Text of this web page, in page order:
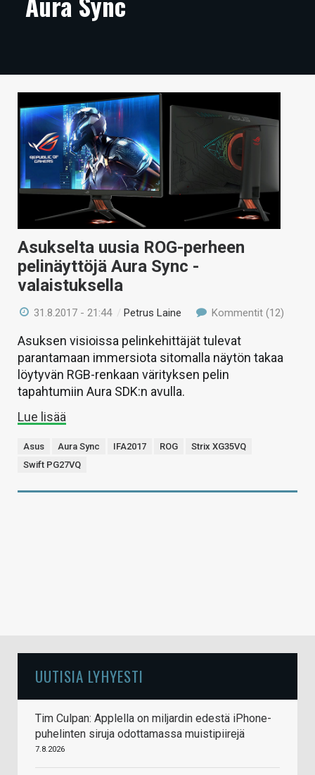
ARTIKKELIT
TECHBBS
TIETOA
HINTA.FI
KAUPPA
VAIHDA TEEMA
HAKU
Asukselta uusia ROG-perheen
pelinäyttöjä Aura Sync -
valaistuksella
31.8.2017 - 21:44 /Petrus Laine Kommentit (12)
Asuksen visioissa pelinkehittäjät tulevat
parantamaan immersiota sitomalla näytön takaa
löytyvän RGB-renkaan värityksen pelin
tapahtumiin Aura SDK:n avulla.
Lue lisää
Asus Aura Sync IFA2017 ROG
Strix XG35VQ
Swift PG27VQ
UUTISIA LYHYESTI
Tim Culpan: Applella on miljardin edestä iPhone-
puhelinten siruja odottamassa muistipiirejä
7.8.2026